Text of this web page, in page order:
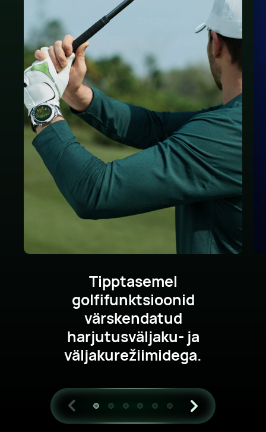
Tipptasemel
golfifunktsioonid
värskendatud
harjutusväljaku- ja
väljakurežiimidega.